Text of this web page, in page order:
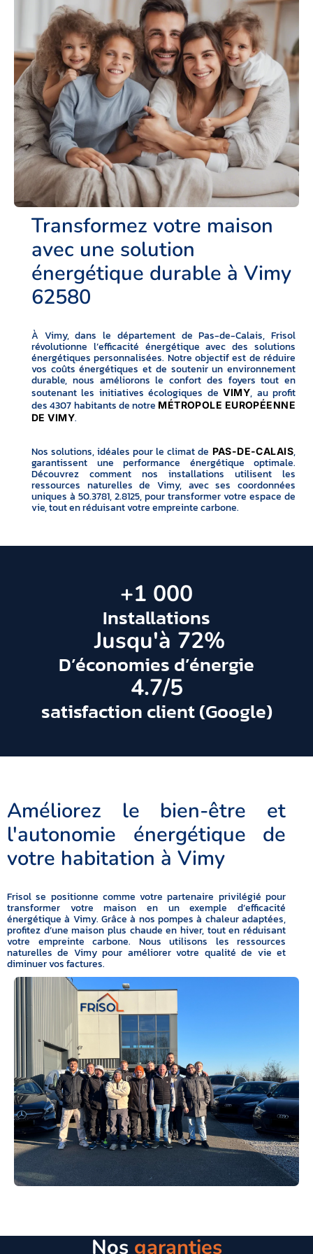
Transformez votre maison
avec une solution
énergétique durable à Vimy
62580
À Vimy, dans le département de Pas-de-Calais, Frisol
révolutionne l’efficacité énergétique avec des solutions
énergétiques personnalisées. Notre objectif est de réduire
vos coûts énergétiques et de soutenir un environnement
durable, nous améliorons le confort des foyers tout en
soutenant les initiatives écologiques deVIMY, au profit
des 4307 habitants de notre MÉTROPOLE EUROPÉENNE
DE VIMY.
Nos solutions, idéales pour le climat de PAS-DE-CALAIS,
garantissent une performance énergétique optimale.
Découvrez comment nos installations utilisent les
ressources naturelles de Vimy, avec ses coordonnées
uniques à 50.3781, 2.8125, pour transformer votre espace de
vie, tout en réduisant votre empreinte carbone.
Installations
+1 000
D’économies d’énergie
Jusqu'à 72%
satisfaction client (Google)
4.7/5
Améliorez le bien-être et
l'autonomie énergétique de
votre habitation à Vimy
Frisol se positionne comme votre partenaire privilégié pour
transformer votre maison en un exemple d’efficacité
énergétique à Vimy. Grâce à nos pompes à chaleur adaptées,
profitez d’une maison plus chaude en hiver, tout en réduisant
votre empreinte carbone. Nous utilisons les ressources
naturelles de Vimy pour améliorer votre qualité de vie et
diminuer vos factures.
Nos garanties